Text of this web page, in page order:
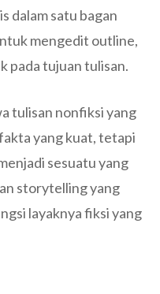
dalam satu bagan
mengedit outline,
pada tujuan tulisan.
tulisan nonfiksi yang
yang kuat, tetapi
sesuatu yang
storytelling yang
layaknya fiksi yang